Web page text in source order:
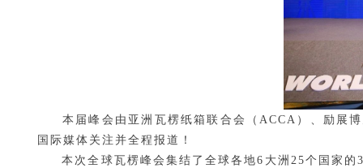
本届峰会由亚洲瓦楞纸箱联合会（ACCA）、励展
国际媒体关注并全程报道！
本次全球瓦楞峰会集结了全球各地6大洲25个国家的